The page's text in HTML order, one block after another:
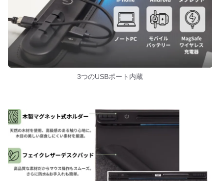
3つのUSBポート内蔵